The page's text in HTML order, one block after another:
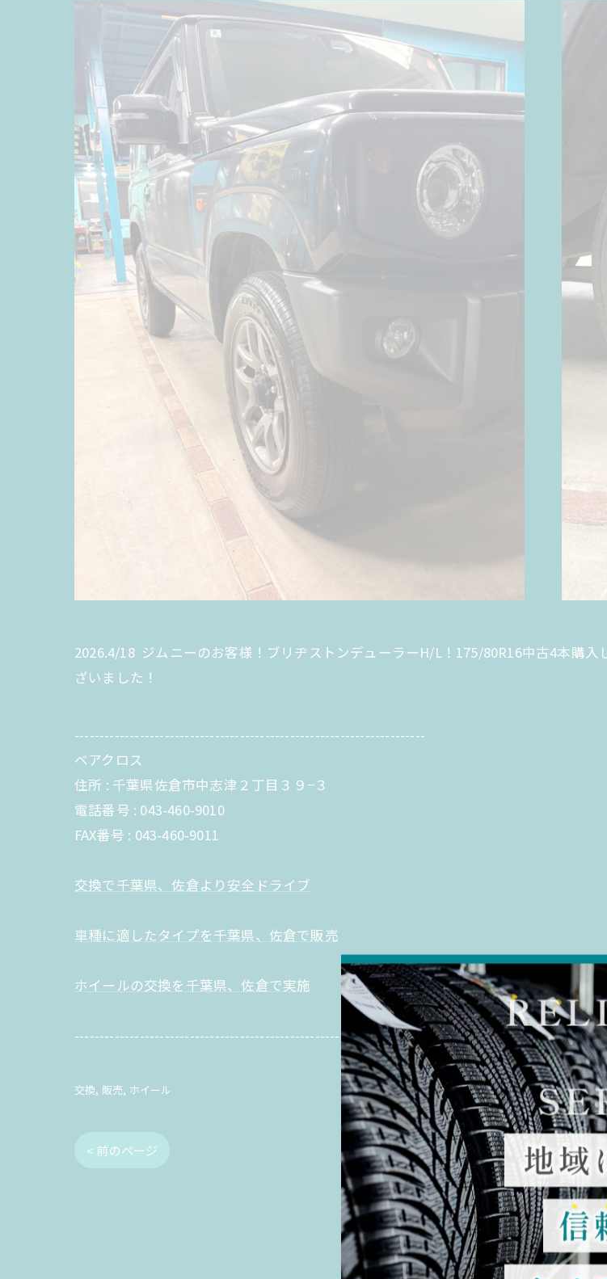
2026.4/18 ジムニーのお客様！ブリヂストンデューラーH/L！175/80R16中古4本購
ざいました！
----------------------------------------------------------------------
ベアクロス
住所 : 千葉県佐倉市中志津２丁目３９−３
電話番号 : 043-460-9010
FAX番号 : 043-460-9011
交換で千葉県、佐倉より安全ドライブ
車種に適したタイプを千葉県、佐倉で販売
ホイールの交換を千葉県、佐倉で実施
----------------------------------------------------------------------
交換 販売 ホイール
< 前のページ 一覧に戻る
関連タグ